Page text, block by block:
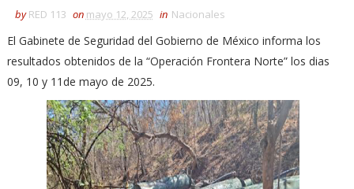
by RED 113 on mayo 12, 2025 in Nacionales
El Gabinete de Seguridad del Gobierno de México informa los
resultados obtenidos de la “Operación Frontera Norte” los dias
09, 10 y 11de mayo de 2025.